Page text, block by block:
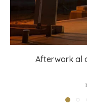
Afterwork al